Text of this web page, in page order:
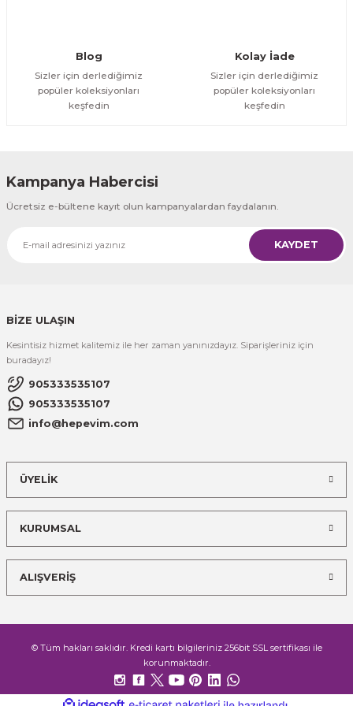
Blog
Sizler için derlediğimiz
popüler koleksiyonları
keşfedin
Kolay İade
Sizler için derlediğimiz
popüler koleksiyonları
keşfedin
Kampanya Habercisi
Ücretsiz e-bültene kayıt olun kampanyalardan faydalanın.
KAYDET
BİZE ULAŞIN
Kesintisiz hizmet kalitemiz ile her zaman yanınızdayız. Siparişleriniz için
buradayız!
905333535107
905333535107
info@hepevim.com
ÜYELİK
KURUMSAL
ALIŞVERİŞ
© Tüm hakları saklıdır. Kredi kartı bilgileriniz 256bit SSL sertifikası ile
korunmaktadır.
ideasoft